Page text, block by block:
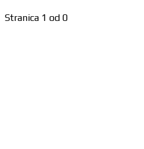
Stranica 1 od 0